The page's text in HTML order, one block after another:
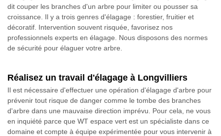
dit couper les branches d'un arbre pour limiter ou pousser sa
croissance. Il y a trois genres d'élagage : forestier, fruitier et
décoratif. Intervention souvent risquée, favorisez nos
professionnels experts en élagage. Nous disposons des normes
de sécurité pour élaguer votre arbre.
Réalisez un travail d'élagage à Longvilliers
Il est nécessaire d'effectuer une opération d'élagage d'arbre pour
prévenir tout risque de danger comme le tombe des branches
d'arbre dans une mauvaise direction imprévu. Pour cela, ne vous
en inquiété parce que WT espace vert est un spécialiste dans ce
domaine et compte à équipe expérimentée pour vous intervenir à